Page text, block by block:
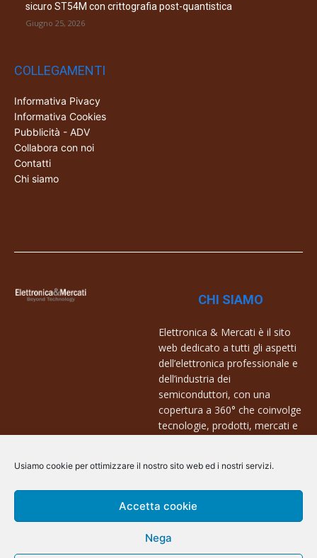
Usiamo cookie per ottimizzare il nostro sito web ed i nostri servizi.
Accetta cookie
Nega
sicuro ST54M con crittografia post-quantistica
Giugno 25, 2026
COLLEGAMENTI
Informativa Pivacy
Informativa Cookies
Pubblicità - ADV
Collabora con noi
Contatti
Chi siamo
CHI SIAMO
Elettronica & Mercati è il sito
web dedicato a tutti gli aspetti
dell’elettronica professionale e
dell’industria dei
semiconduttori, con una
copertura a 360° che coinvolge
tecnologie, prodotti, mercati e
Contatti:
info@arscommunication.it